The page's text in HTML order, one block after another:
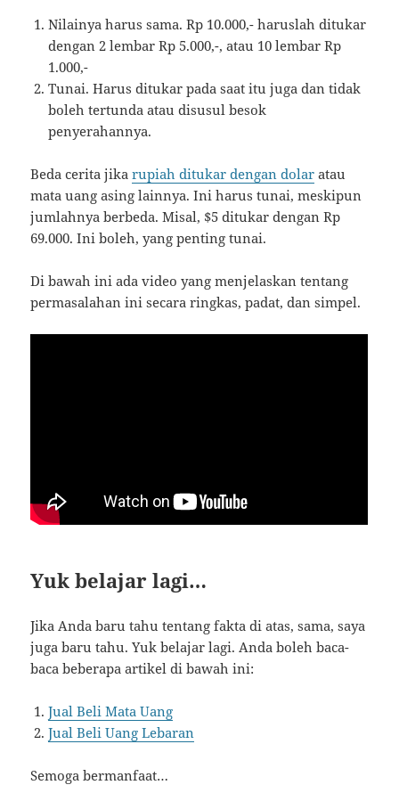
Nilainya harus sama. Rp 10.000,- haruslah ditukar
dengan 2 lembar Rp 5.000,-, atau 10 lembar Rp
1.000,-
Tunai. Harus ditukar pada saat itu juga dan tidak
boleh tertunda atau disusul besok
penyerahannya.
Beda cerita jikarupiah ditukar dengan dolar atau
mata uang asing lainnya. Ini harus tunai, meskipun
jumlahnya berbeda. Misal, $5 ditukar dengan Rp
69.000. Ini boleh, yang penting tunai.
Di bawah ini ada video yang menjelaskan tentang
permasalahan ini secara ringkas, padat, dan simpel.
Yuk belajar lagi…
Jika Anda baru tahu tentang fakta di atas, sama, saya
juga baru tahu. Yuk belajar lagi. Anda boleh baca-
baca beberapa artikel di bawah ini:
Jual Beli Mata Uang
Jual Beli Uang Lebaran
Semoga bermanfaat…